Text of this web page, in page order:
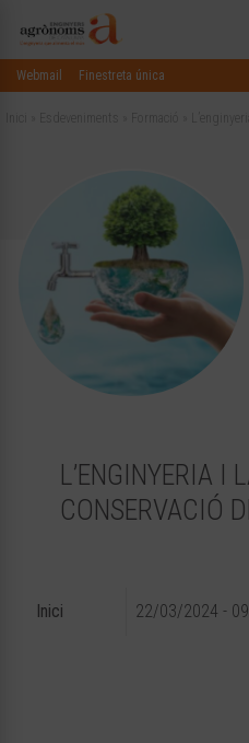
Webmail Finestreta única
L’ENGINYERIA I
CONSERVACIÓ
Inici 22/03/2024 -